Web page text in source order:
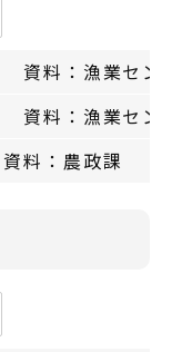
料：漁業セン
資料：漁業セン
料：農政課